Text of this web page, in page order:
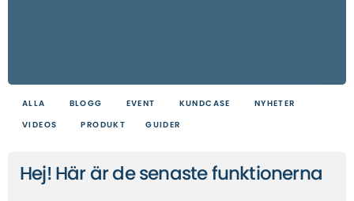
ALLA BLOGG EVENT KUNDCASE NYHETER
VIDEOS PRODUKT GUIDER
Hej! Här är de senaste funktionerna